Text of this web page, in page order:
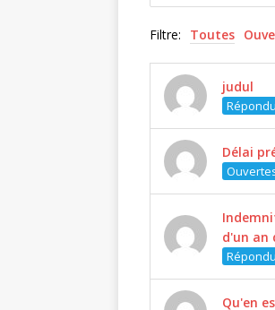
Filtre: Toutes
judul
Répondu
Délai
d'un an
Répondu
Qu'en